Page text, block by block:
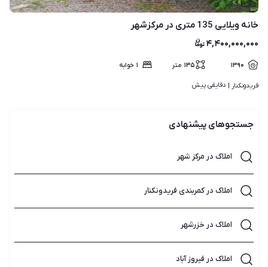
خانه ویلایی 135 متری در مرکزشهر
۴,۴۰۰,۰۰۰,۰۰۰
۱۳۹۰ ۱۳۵ متر ۱ خوابه
فریدونکنار | دقایقی پیش
جستجوهای پیشنهادی
املاک در مرکز شهر
املاک در کمربندی فریدونکنار
املاک در خزرشهر
املاک در فیروز آباد